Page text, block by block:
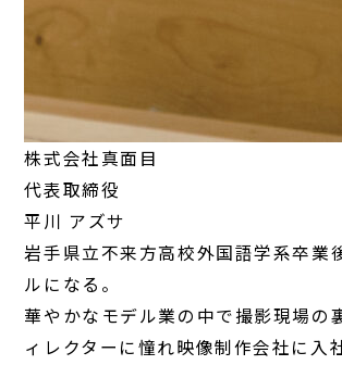
株式会社真面目
代表取締役
平川 アズサ
岩手県立不来方高校外国語学系卒業
ルになる。
華やかなモデル業の中で撮影現場の
ィレクターに憧れ映像制作会社に入社